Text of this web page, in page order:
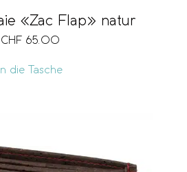
«Zac Flap» natur
CHF 65.00
In die Tasche